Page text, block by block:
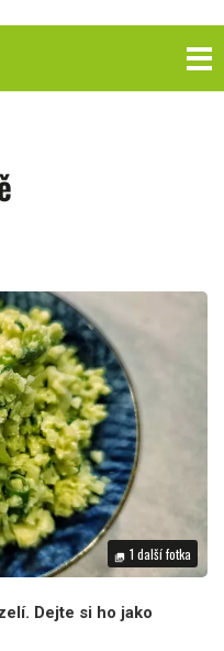
photo_library 1 další fotka
Dejte si ho jako